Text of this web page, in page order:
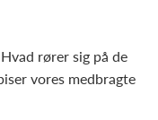
rører sig på de
vores medbragte